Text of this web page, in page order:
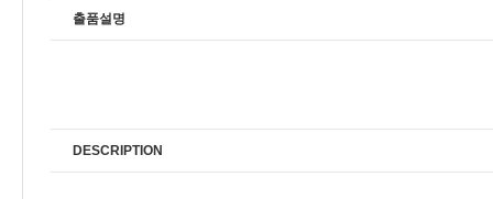
출품설명
DESCRIPTION